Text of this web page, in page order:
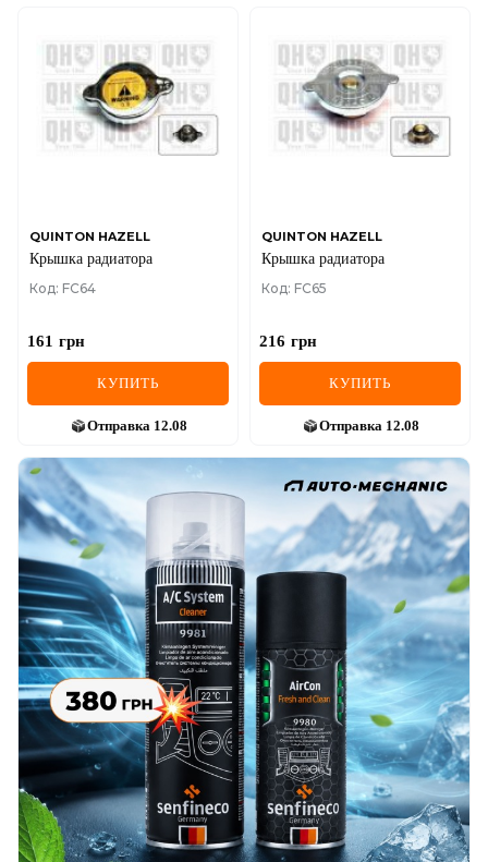
QUINTON HAZELL
Крышка радиатора
Код: FC64
161 грн
КУПИТЬ
Отправка 12.08
QUINTON HAZELL
Крышка радиатора
Код: FC65
216 грн
КУПИТЬ
Отправка 12.08